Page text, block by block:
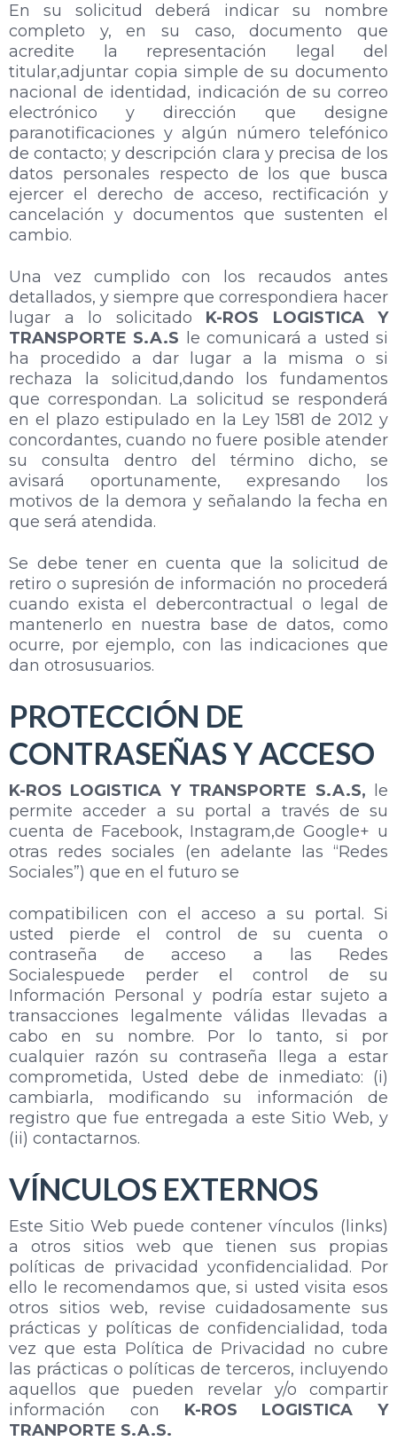
En su solicitud deberá indicar su nombre
completo y, en su caso, documento que
acredite la representación legal del
titular,adjuntar copia simple de su documento
nacional de identidad, indicación de su correo
electrónico y dirección que designe
paranotificaciones y algún número telefónico
de contacto; y descripción clara y precisa de los
datos personales respecto de los que busca
ejercer el derecho de acceso, rectificación y
cancelación y documentos que sustenten el
cambio.
Una vez cumplido con los recaudos antes
detallados, y siempre que correspondiera hacer
lugar a lo solicitado K-ROS LOGISTICA Y
TRANSPORTE S.A.S
le comunicará a usted si
ha procedido a dar lugar a la misma o si
rechaza la solicitud,dando los fundamentos
que correspondan. La solicitud se responderá
en el plazo estipulado en la Ley 1581 de 2012 y
concordantes, cuando no fuere posible atender
su consulta dentro del término dicho, se
avisará oportunamente, expresando los
motivos de la demora y señalando la fecha en
que será atendida.
Se debe tener en cuenta que la solicitud de
retiro o supresión de información no procederá
cuando exista el debercontractual o legal de
mantenerlo en nuestra base de datos, como
ocurre, por ejemplo, con las indicaciones que
dan otrosusuarios.
PROTECCIÓN DE
CONTRASEÑAS Y ACCESO
K-ROS LOGISTICA Y TRANSPORTE S.A.S,
le
permite acceder a su portal a través de su
cuenta de Facebook, Instagram,de Google+ u
otras redes sociales (en adelante las “Redes
Sociales”) que en el futuro se
compatibilicen con el acceso a su portal. Si
usted pierde el control de su cuenta o
contraseña de acceso a las Redes
Socialespuede perder el control de su
Información Personal y podría estar sujeto a
transacciones legalmente válidas llevadas a
cabo en su nombre. Por lo tanto, si por
cualquier razón su contraseña llega a estar
comprometida, Usted debe de inmediato: (i)
cambiarla, modificando su información de
registro que fue entregada a este Sitio Web, y
(ii) contactarnos.
VÍNCULOS EXTERNOS
Este Sitio Web puede contener vínculos (links)
a otros sitios web que tienen sus propias
políticas de privacidad yconfidencialidad. Por
ello le recomendamos que, si usted visita esos
otros sitios web, revise cuidadosamente sus
prácticas y políticas de confidencialidad, toda
vez que esta Política de Privacidad no cubre
las prácticas o políticas de terceros, incluyendo
aquellos que pueden revelar y/o compartir
información con K-ROS LOGISTICA Y
TRANPORTE S.A.S.